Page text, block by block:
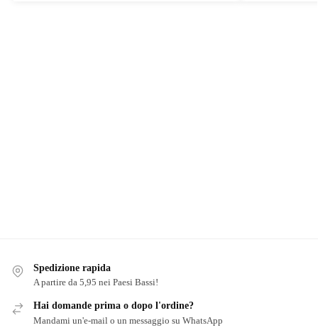
Spedizione rapida
A partire da 5,95 nei Paesi Bassi!
Hai domande prima o dopo l'ordine?
Mandami un'e-mail o un messaggio su WhatsApp